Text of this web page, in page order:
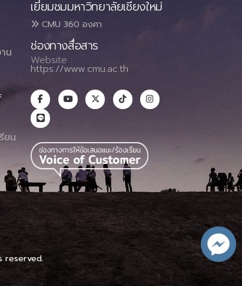
น
ยน
เยี่ยมชมมหาวิทยาลัยเชียงใหม่
CMU 360 องศา
ช่องทางสื่อสาร
Website :
https://www.cmu.ac.th
reserved.